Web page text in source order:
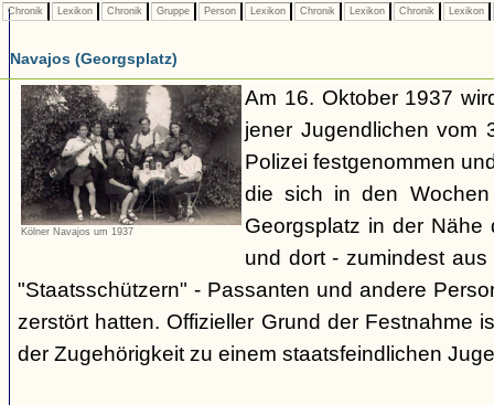
Chronik Lexikon Chronik Gruppe Person Lexikon Chronik Lexikon Chronik Lexikon
Navajos (Georgsplatz)
Kölner Navajos um 1937
Am 16. Oktober 1937
jener Jugendlichen vom
Polizei festgenommen
die sich in den
Georgsplatz in der Nähe
und dort - zumindest
"Staatsschützern" - Passanten und andere
zerstört hatten. Offizieller Grund der Festnahme
der Zugehörigkeit zu einem staatsfeindlichen